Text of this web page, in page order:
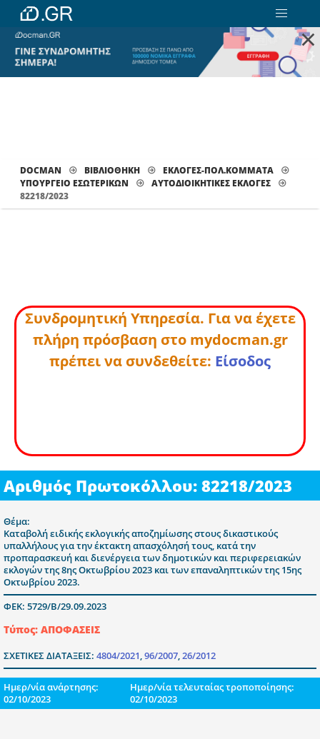
×
DOCMAN ΒΙΒΛΙΟΘΗΚΗ
ΕΚΛΟΓΕΣ-ΠΟΛ.ΚΟΜΜΑΤΑ
ΥΠΟΥΡΓΕΙΟ ΕΣΩΤΕΡΙΚΩΝ
ΑΥΤΟΔΙΟΙΚΗΤΙΚΈΣ ΕΚΛΟΓΈΣ
82218/2023
Συνδρομητική Υπηρεσία. Για να έχετε
πλήρη πρόσβαση στο mydocman.gr
πρέπει να συνδεθείτε: Είσοδος
Αριθμός Πρωτοκόλλου: 82218/2023
Θέμα:
Καταβολή ειδικής εκλογικής αποζημίωσης στους δικαστικούς
υπαλλήλους για την έκτακτη απασχόλησή τους, κατά την
προπαρασκευή και διενέργεια των δημοτικών και περιφερειακών
εκλογών της 8ης Οκτωβρίου 2023 και των επαναληπτικών της 15ης
Οκτωβρίου 2023.
ΦΕΚ: 5729/Β/29.09.2023
Τύπος: ΑΠΟΦΑΣΕΙΣ
ΣΧΕΤΙΚΕΣ ΔΙΑΤΑΞΕΙΣ: 4804/2021,96/2007,26/2012
Ημερ/νία ανάρτησης:
02/10/2023
Ημερ/νία τελευταίας τροποποίησης:
02/10/2023